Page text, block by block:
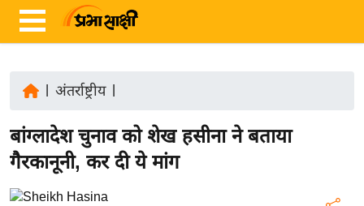
ज़ा
ख
र
अंतर्राष्ट्रीय|
बांग्लादेश चुनाव को शेख हसीना ने बताया
गैरकानूनी, कर दी ये मांग